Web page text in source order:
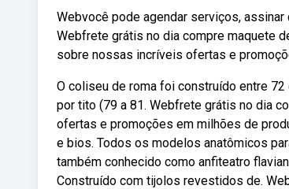
Webvocê pode agendar serviços,
Webfrete grátis no dia compre maquete
sobre nossas incríveis ofertas e
O coliseu de roma foi construído entre 72
por tito (79 a 81. Webfrete grátis no dia
ofertas e promoções em milhões de
e bios. Todos os modelos anatômicos
também conhecido como anfiteatro
Construído com tijolos revestidos de.